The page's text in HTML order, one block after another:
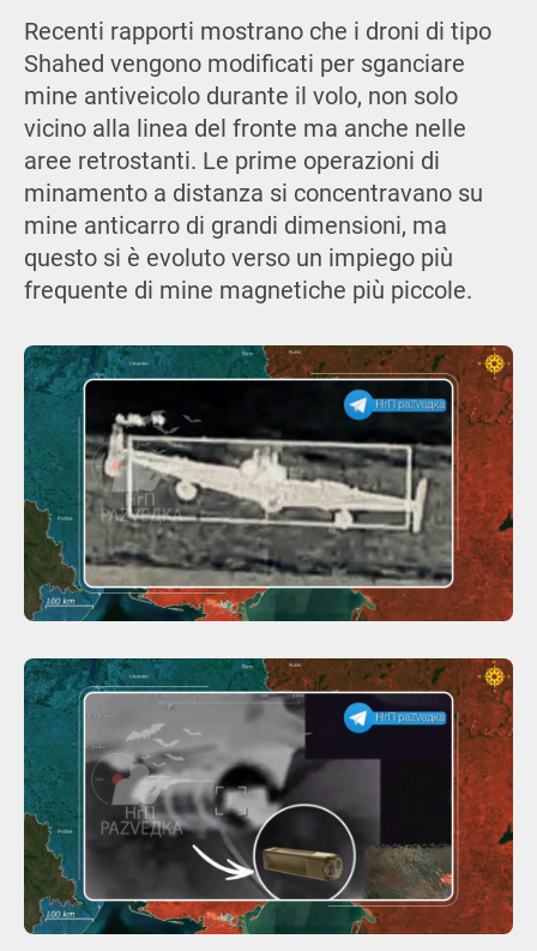
Recenti rapporti mostrano che i droni di tipo
Shahed vengono modificati per sganciare
mine antiveicolo durante il volo, non solo
vicino alla linea del fronte ma anche nelle
aree retrostanti. Le prime operazioni di
minamento a distanza si concentravano su
mine anticarro di grandi dimensioni, ma
questo si è evoluto verso un impiego più
frequente di mine magnetiche più piccole.